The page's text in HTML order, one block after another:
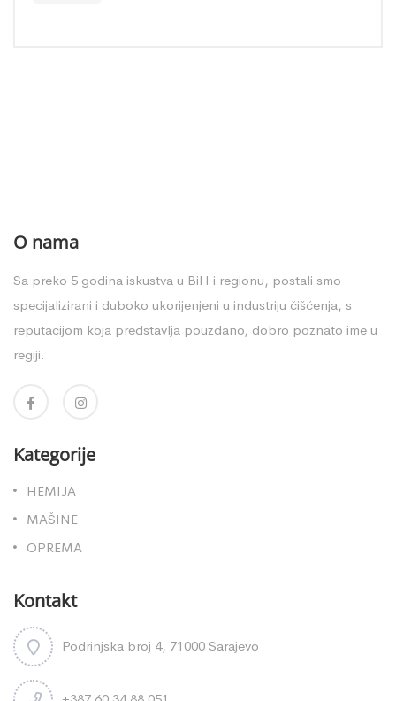
O nama
Sa preko 5 godina iskustva u BiH i regionu, postali smo
specijalizirani i duboko ukorijenjeni u industriju čišćenja, s
reputacijom koja predstavlja pouzdano, dobro poznato ime u
regiji.
Kategorije
HEMIJA
MAŠINE
OPREMA
Kontakt
Podrinjska broj 4, 71000 Sarajevo